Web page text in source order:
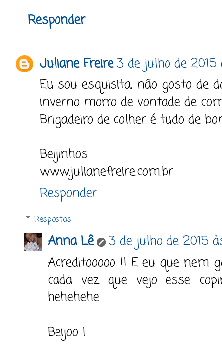
Responder
Juliane Freire3 de julho de 2015
Eu sou esquisita, não gosto de
inverno morro de vontade de
Brigadeiro de colher é tudo de
Beijinhos
www.julianefreire.com.br
Responder
Respostas
Anna Lê
3 de julho de 2015
Acreditooooo !! E eu que nem
cada vez que vejo esse
hehehehe.
Beijoo !